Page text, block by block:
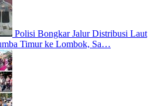
Polisi Bongkar Jalur Distribusi Laut
Timur ke Lombok, Sa…